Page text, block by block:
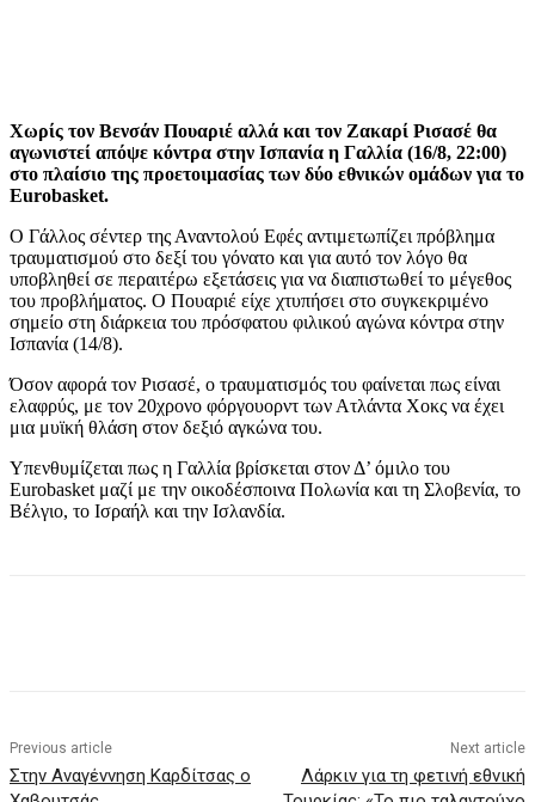
Χωρίς τον Βενσάν Πουαριέ αλλά και τον Ζακαρί Ρισασέ θα
αγωνιστεί απόψε κόντρα στην Ισπανία η Γαλλία (16/8, 22:00)
στο πλαίσιο της προετοιμασίας των δύο εθνικών ομάδων για το
Eurobasket.
Ο Γάλλος σέντερ της Αναντολού Εφές αντιμετωπίζει πρόβλημα
τραυματισμού στο δεξί του γόνατο και για αυτό τον λόγο θα
υποβληθεί σε περαιτέρω εξετάσεις για να διαπιστωθεί το μέγεθος
του προβλήματος. Ο Πουαριέ είχε χτυπήσει στο συγκεκριμένο
σημείο στη διάρκεια του πρόσφατου φιλικού αγώνα κόντρα στην
Ισπανία (14/8).
Όσον αφορά τον Ρισασέ, ο τραυματισμός του φαίνεται πως είναι
ελαφρύς, με τον 20χρονο φόργουορντ των Ατλάντα Χοκς να έχει
μια μυϊκή θλάση στον δεξιό αγκώνα του.
Υπενθυμίζεται πως η Γαλλία βρίσκεται στον Δ’ όμιλο του
Eurobasket μαζί με την οικοδέσποινα Πολωνία και τη Σλοβενία, το
Βέλγιο, το Ισραήλ και την Ισλανδία.
Previous article
Στην Αναγέννηση Καρδίτσας ο
Next article
Λάρκιν για τη φετινή εθνική